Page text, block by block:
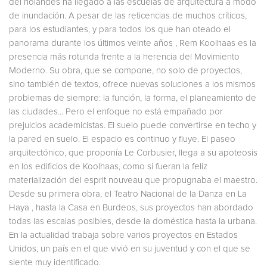
del holandés ha llegado a las escuelas de arquitectura a modo
de inundación. A pesar de las reticencias de muchos críticos,
para los estudiantes, y para todos los que han oteado el
panorama durante los últimos veinte años , Rem Koolhaas es la
presencia más rotunda frente a la herencia del Movimiento
Moderno. Su obra, que se compone, no solo de proyectos,
sino también de textos, ofrece nuevas soluciones a los mismos
problemas de siempre: la función, la forma, el planeamiento de
las ciudades... Pero el enfoque no está empañado por
prejuicios academicistas. El suelo puede convertirse en techo y
la pared en suelo. El espacio es continuo y fluye. El paseo
arquitectónico, que proponía Le Corbusier, llega a su apoteosis
en los edificios de Koolhaas, como si fueran la feliz
materialización del esprit nouveau que propugnaba el maestro.
Desde su primera obra, el Teatro Nacional de la Danza en La
Haya , hasta la Casa en Burdeos, sus proyectos han abordado
todas las escalas posibles, desde la doméstica hasta la urbana.
En la actualidad trabaja sobre varios proyectos en Estados
Unidos, un país en el que vivió en su juventud y con el que se
siente muy identificado.